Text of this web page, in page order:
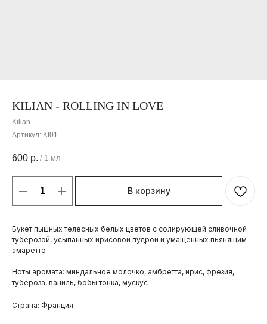
KILIAN - ROLLING IN LOVE
Kilian
Артикул: KI01
600 р. / 1 мл
В корзину
Букет пышных телесных белых цветов с солирующей сливочной
туберозой, усыпанных ирисовой пудрой и умащенных пьянящим
амаретто
Ноты аромата: миндальное молочко, амбретта, ирис, фрезия,
тубероза, ваниль, бобы тонка, мускус
Страна: Франция